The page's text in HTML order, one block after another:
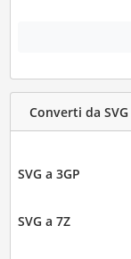
Converti da SVG
SVG a 3GP
SVG a 7Z